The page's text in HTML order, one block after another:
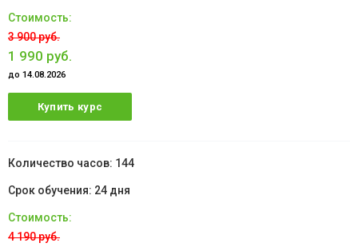
3 900 руб.
1 990 руб.
до 14.08.2026
Купить курс
144
24 дня
4 190 руб.